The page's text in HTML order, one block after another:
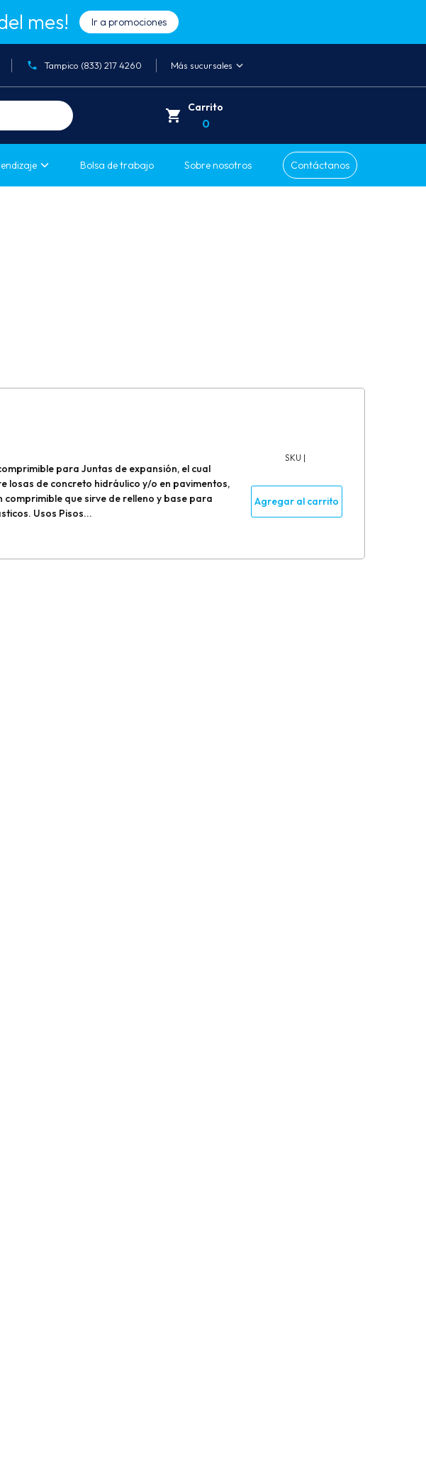
mes! Ir a promociones
Tampico (833) 217 4260 Más sucursales
Carrito
0
Bolsa de trabajo Sobre nosotros Contáctanos
para Juntas de expansión, el cual
losas de concreto hidráulico y/o en pavimentos,
comprimible que sirve de relleno y base para
Usos Pisos...
SKU |
Agregar al carrito